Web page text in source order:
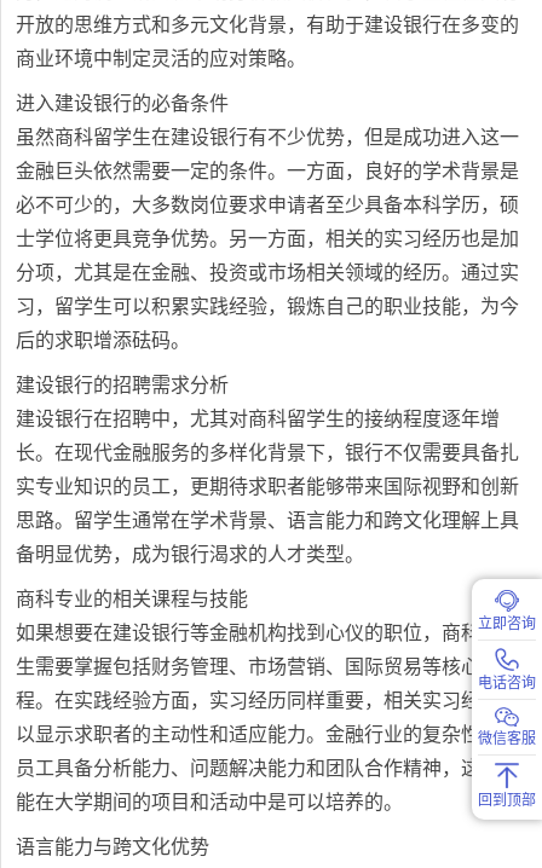
开放的思维方式和多元文化背景，有助于建设银行在多变的
商业环境中制定灵活的应对策略。
进入建设银行的必备条件
虽然商科留学生在建设银行有不少优势，但是成功进入这一
金融巨头依然需要一定的条件。一方面，良好的学术背景是
必不可少的，大多数岗位要求申请者至少具备本科学历，硕
士学位将更具竞争优势。另一方面，相关的实习经历也是加
分项，尤其是在金融、投资或市场相关领域的经历。通过实
习，留学生可以积累实践经验，锻炼自己的职业技能，为今
后的求职增添砝码。
建设银行的招聘需求分析
建设银行在招聘中，尤其对商科留学生的接纳程度逐年增
长。在现代金融服务的多样化背景下，银行不仅需要具备扎
实专业知识的员工，更期待求职者能够带来国际视野和创新
思路。留学生通常在学术背景、语言能力和跨文化理解上具
备明显优势，成为银行渴求的人才类型。
商科专业的相关课程与技能
如果想要在建设银行等金融机构找到心仪的职位，商科留学
生需要掌握包括财务管理、市场营销、国际贸易等核心课
程。在实践经验方面，实习经历同样重要，相关实习经历可
以显示求职者的主动性和适应能力。金融行业的复杂性要求
员工具备分析能力、问题解决能力和团队合作精神，这些技
能在大学期间的项目和活动中是可以培养的。
语言能力与跨文化优势
立即咨询
电话咨询
微信客服
回到顶部